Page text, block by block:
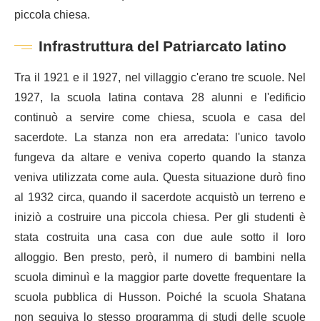
piccola chiesa.
Infrastruttura del Patriarcato latino
Tra il 1921 e il 1927, nel villaggio c'erano tre scuole. Nel
1927, la scuola latina contava 28 alunni e l'edificio
continuò a servire come chiesa, scuola e casa del
sacerdote. La stanza non era arredata: l'unico tavolo
fungeva da altare e veniva coperto quando la stanza
veniva utilizzata come aula. Questa situazione durò fino
al 1932 circa, quando il sacerdote acquistò un terreno e
iniziò a costruire una piccola chiesa. Per gli studenti è
stata costruita una casa con due aule sotto il loro
alloggio. Ben presto, però, il numero di bambini nella
scuola diminuì e la maggior parte dovette frequentare la
scuola pubblica di Husson. Poiché la scuola Shatana